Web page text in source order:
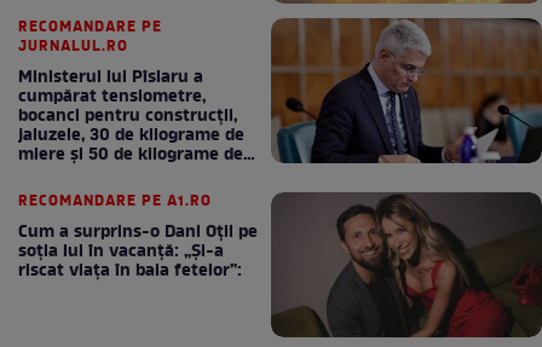
RECOMANDARE PE
JURNALUL.RO
Ministerul lui Pîslaru a
cumpărat tensiometre,
bocanci pentru construcții,
jaluzele, 30 de kilograme de
miere și 50 de kilograme de
RECOMANDARE PE A1.RO
Cum a surprins-o Dani Oțil pe
soția lui în vacanță: „Și-a
riscat viața în baia fetelor”: